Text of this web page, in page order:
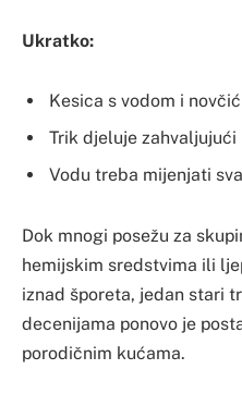
Ukratko:
Kesica s vodom i
Trik djeluje
Vodu treba mijenjati
Dok mnogi posežu za
hemijskim sredstvima ili
iznad šporeta, jedan stari
decenijama ponovo je
porodičnim kućama.